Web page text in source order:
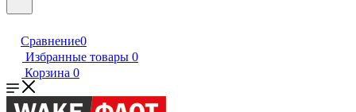
Сравнение0
Избранные товары 0
Корзина 0